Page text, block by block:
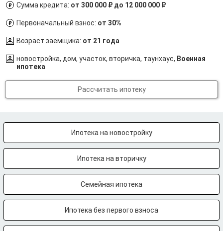
Сумма кредита: от 300 000 ₽ до 12 000 000 ₽
Первоначальный взнос: от 30%
Возраст заемщика: от 21 года
новостройка, дом, участок, вторичка, таунхаус, Военная
ипотека
Рассчитать ипотеку
Ипотека на новостройку
Ипотека на вторичку
Семейная ипотека
Ипотека без первого взноса